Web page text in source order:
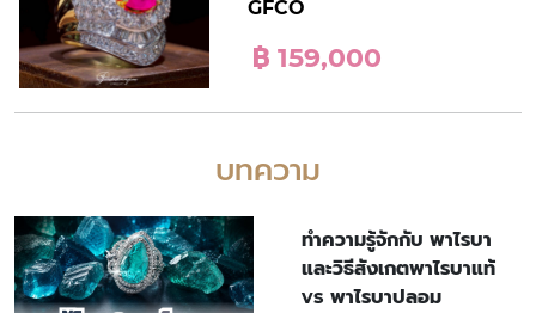
GFCO
฿ 159,000
บทความ
ทำความรู้จักกับ พาไรบา
และวิธีสังเกตพาไรบาแท้
vs พาไรบาปลอม